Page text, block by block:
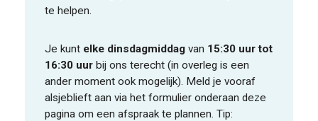
te helpen.
Je kunt elke dinsdagmiddag van 15:30 uur tot
16:30 uur bij ons terecht (in overleg is een
ander moment ook mogelijk). Meld je vooraf
alsjeblieft aan via het formulier onderaan deze
pagina om een afspraak te plannen. Tip: